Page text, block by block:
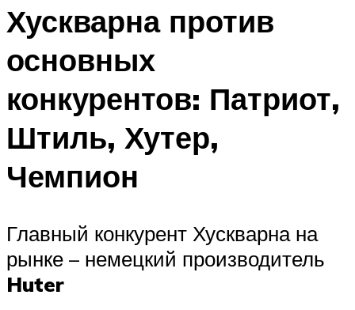
Хускварна против
основных
конкурентов: Патриот,
Штиль, Хутер,
Чемпион
Главный конкурент Хускварна на
рынке – немецкий производитель
Huter